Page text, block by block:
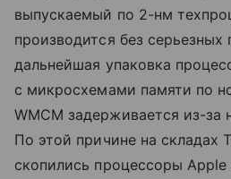
выпускаемый по 2-нм
производится без
дальнейшая упаковка
с микросхемами памяти по
WMCM задерживается из-за
По этой причине на складах
скопились процессоры